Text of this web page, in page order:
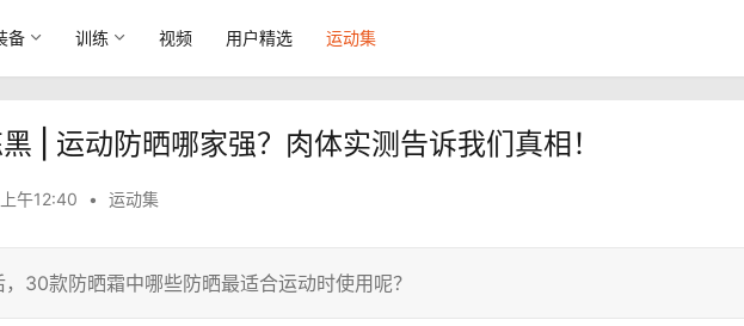
备 训练 视频 用户精选 运动集
| 运动防晒哪家强？肉体实测告诉我们真相！
午12:40 • 运动集
30款防晒霜中哪些防晒最适合运动时使用呢？